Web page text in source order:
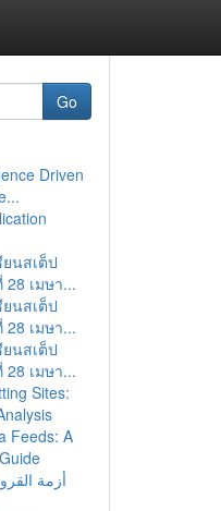
Go
Driven
นสเต็ป
เมษา...
นสเต็ป
เมษา...
นสเต็ป
เมษา...
Sites:
Feeds: A
أزمة